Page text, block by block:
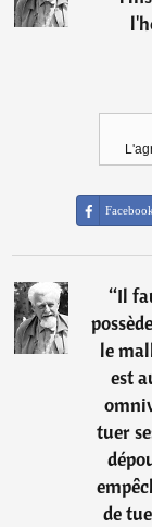
Facebook
“Il
le
est
tuer
de